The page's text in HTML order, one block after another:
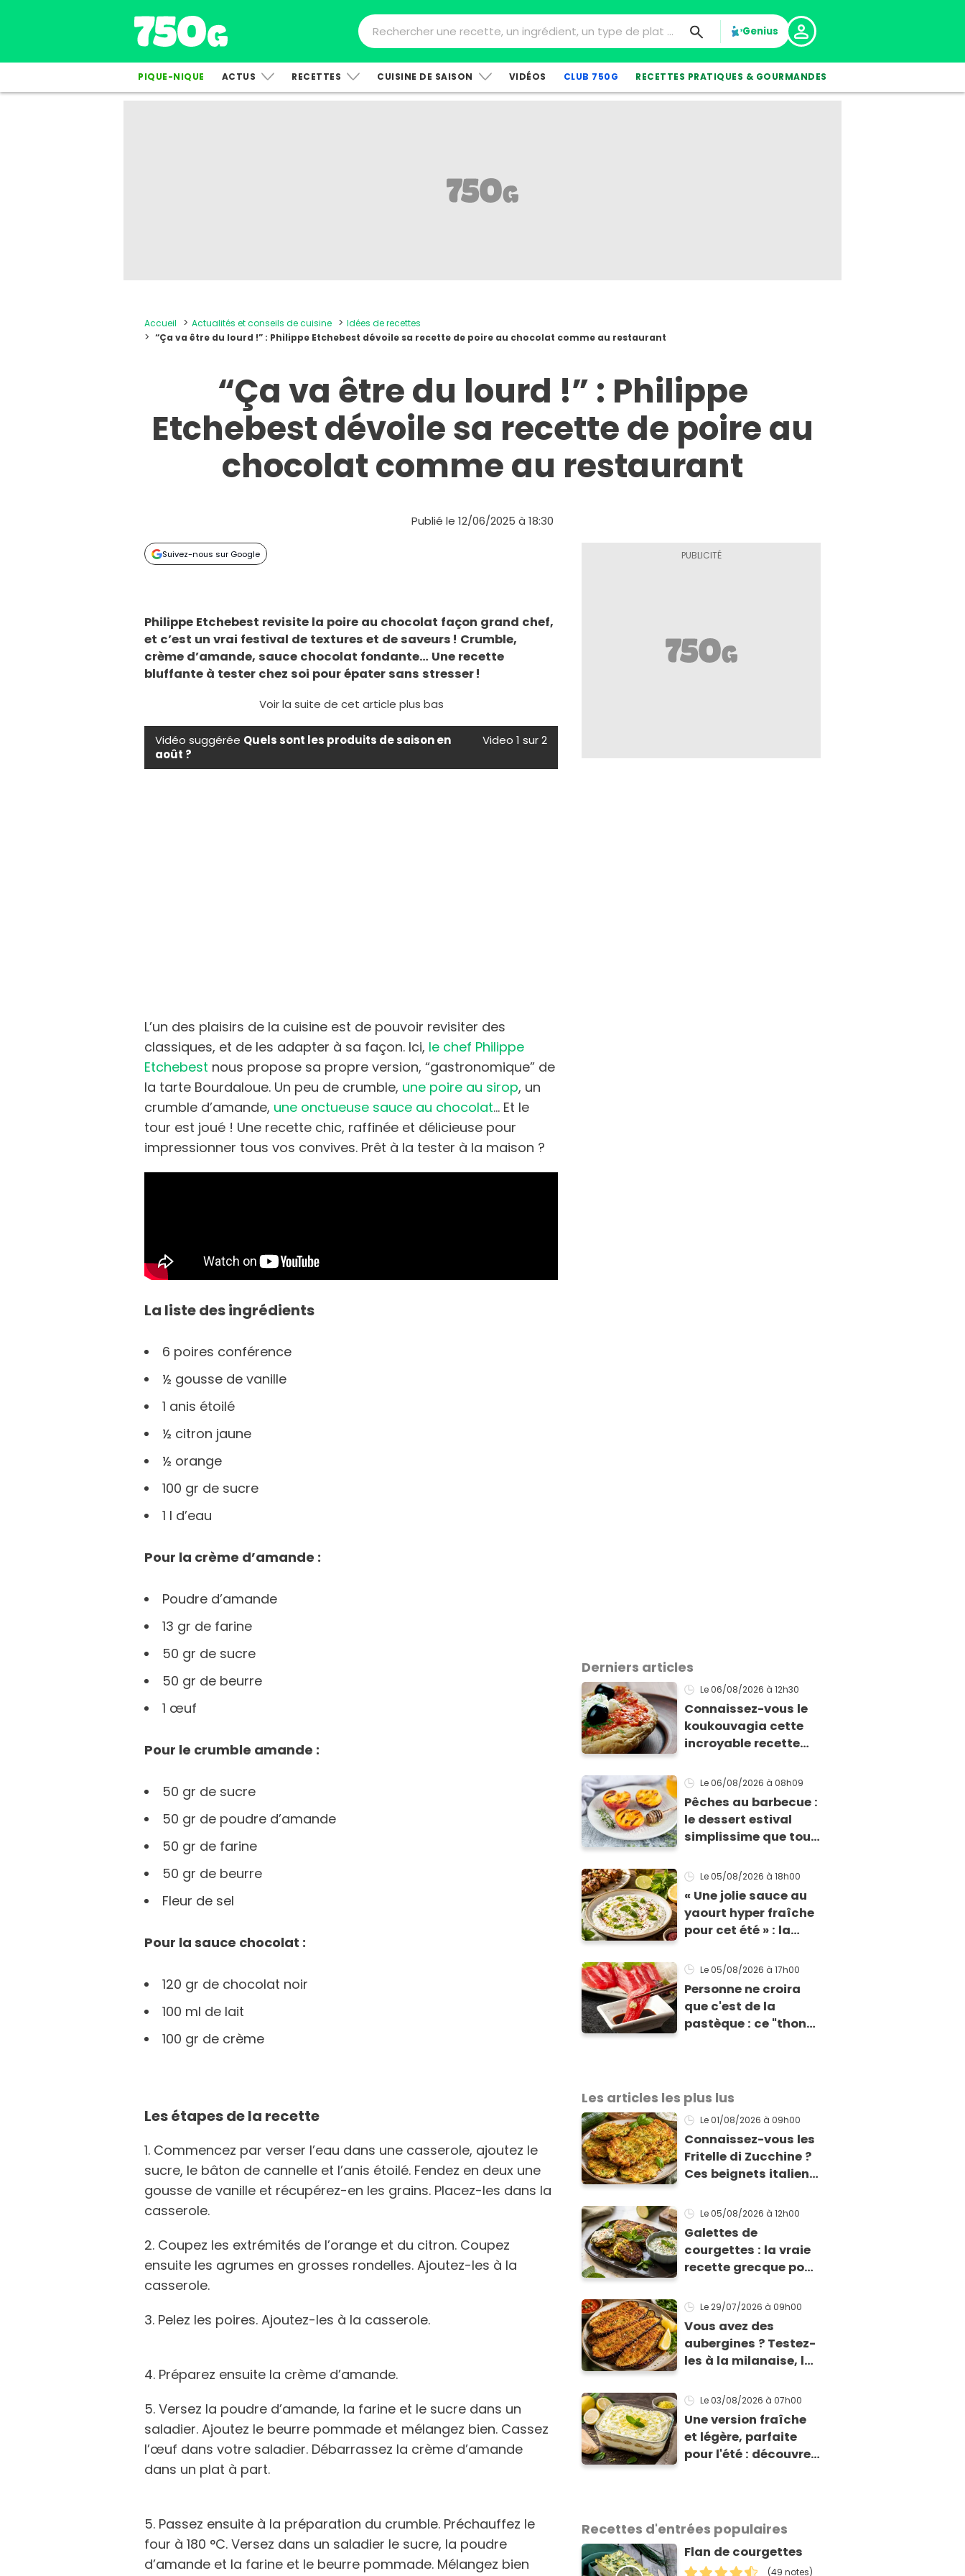
Genius
PIQUE-NIQUE ACTUS RECETTES CUISINE DE SAISON VIDÉOS CLUB 750G RECETTES PRATIQUES & GOURMANDES
Accueil Actualités et conseils de cuisine
Idées de recettes
“Ça va être du lourd !” : Philippe Etchebest dévoile sa recette de poire au chocolat comme au restaurant
“Ça va être du lourd !” : Philippe
Etchebest dévoile sa recette de poire au
chocolat comme au restaurant
Publié le 12/06/2025 à 18:30
Suivez-nous sur Google
Philippe Etchebest revisite la poire au chocolat façon grand chef,
et c’est un vrai festival de textures et de saveurs ! Crumble,
crème d’amande, sauce chocolat fondante… Une recette
bluffante à tester chez soi pour épater sans stresser !
Voir la suite de cet article plus bas
Vidéo suggérée Quels sont les produits de saison en
août ?
Video 1 sur 2
L’un des plaisirs de la cuisine est de pouvoir revisiter des
classiques, et de les adapter à sa façon. Ici, le chef Philippe
Etchebest nous propose sa propre version, “gastronomique” de
la tarte Bourdaloue. Un peu de crumble, une poire au sirop, un
crumble d’amande, une onctueuse sauce au chocolat… Et le
tour est joué ! Une recette chic, raffinée et délicieuse pour
impressionner tous vos convives. Prêt à la tester à la maison ?
La liste des ingrédients
6 poires conférence
½ gousse de vanille
1 anis étoilé
½ citron jaune
½ orange
100 gr de sucre
1 l d’eau
Pour la crème d’amande :
Poudre d’amande
13 gr de farine
50 gr de sucre
50 gr de beurre
1 œuf
Pour le crumble amande :
50 gr de sucre
50 gr de poudre d’amande
50 gr de farine
50 gr de beurre
Fleur de sel
Pour la sauce chocolat :
120 gr de chocolat noir
100 ml de lait
100 gr de crème
Les étapes de la recette
1. Commencez par verser l’eau dans une casserole, ajoutez le
sucre, le bâton de cannelle et l’anis étoilé. Fendez en deux une
gousse de vanille et récupérez-en les grains. Placez-les dans la
casserole.
2. Coupez les extrémités de l’orange et du citron. Coupez
ensuite les agrumes en grosses rondelles. Ajoutez-les à la
casserole.
3. Pelez les poires. Ajoutez-les à la casserole.
4. Préparez ensuite la crème d’amande.
5. Versez la poudre d’amande, la farine et le sucre dans un
saladier. Ajoutez le beurre pommade et mélangez bien. Cassez
l’œuf dans votre saladier. Débarrassez la crème d’amande
dans un plat à part.
5. Passez ensuite à la préparation du crumble. Préchauffez le
four à 180 °C. Versez dans un saladier le sucre, la poudre
d’amande et la farine et le beurre pommade. Mélangez bien
Derniers articles
Le 06/08/2026 à 12h30
Connaissez-vous le
koukouvagia cette
incroyable recette
pain rassis et de
tomates
Le 06/08/2026 à 08h09
Pêches au barbecue :
le dessert estival
simplissime que tous
réclamer
Le 05/08/2026 à 18h00
« Une jolie sauce au
yaourt hyper fraîche
pour cet été » : la
chef Éric Frechon
pour accompagner
vos grillades
Le 05/08/2026 à 17h00
Personne ne croira
que c'est de la
pastèque : ce "thon"
Les articles les plus lus
Le 01/08/2026 à 09h00
Connaissez-vous les
Fritelle di Zucchine ?
Ces beignets italiens
en 10 min sont un pur
délice !
Le 05/08/2026 à 12h00
Galettes de
courgettes : la vraie
recette grecque pour
enfin à la cuisson
Le 29/07/2026 à 09h00
Vous avez des
aubergines ? Testez-
les à la milanaise, la
dorée qui change du
gratin classique
Le 03/08/2026 à 07h00
Une version fraîche
et légère, parfaite
pour l'été : découvrez
Chef !
Recettes d'entrées populaires
Flan de courgettes
(49 notes)